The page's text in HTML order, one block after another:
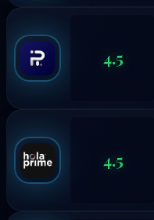
4.5
4.5